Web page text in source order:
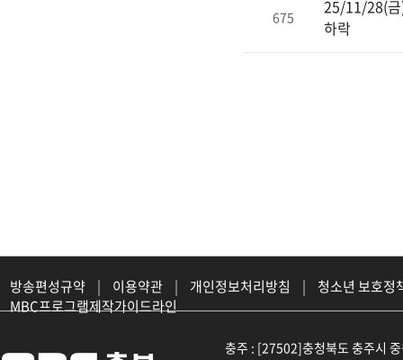
675
25/11/28(금
하락
방송편성규약 | 이용약관 | 개인정보처리방침 |
청소년 보호정
MBC프로그램제작가이드라인
충주 : [27502]충청북도 충주시